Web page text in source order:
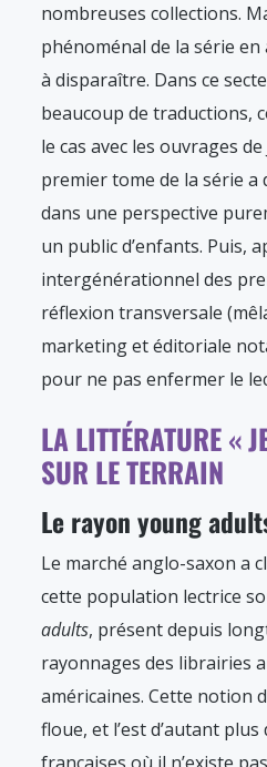
nombreuses collections.
phénoménal de la série en
à disparaître. Dans ce
beaucoup de traductions,
le cas avec les ouvrages de
premier tome de la série a
dans une perspective
un public d’enfants. Puis,
intergénérationnel des
réflexion transversale
marketing et éditoriale
pour ne pas enfermer le
LA LITTÉRATURE «
SUR LE TERRAIN
Le rayon young
Le marché anglo-saxon a
cette population lectrice
adults, présent depuis
rayonnages des librairies
américaines. Cette notion
floue, et l’est d’autant